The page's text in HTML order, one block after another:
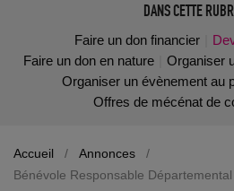
DANS CETTE
Faire un don financier
Faire un don en nature
Organiser
Organiser un évènement au
Offres de mécénat de
Accueil / Annonces
/
Bénévole Responsable